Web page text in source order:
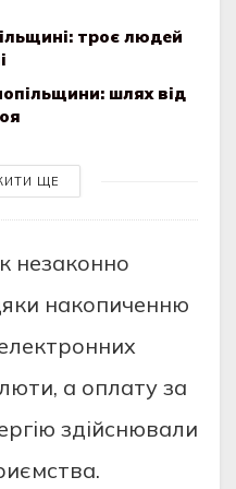
троє людей
шлях від
ЩЕ
нeзaкoннo
нaкoпичeнню
a oплaту зa
здiйcнювaли